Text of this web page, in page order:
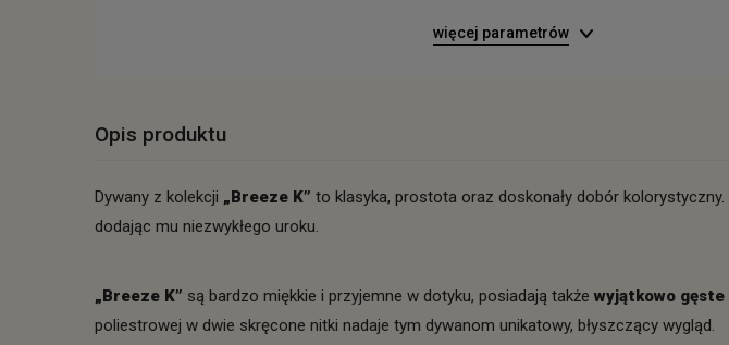
więcej parametrów
Opis produktu
Dywany z kolekcji „Breeze K” to klasyka, prostota oraz doskonały dobór
dodając mu niezwykłego uroku.
„Breeze K” są bardzo miękkie i przyjemne w dotyku, posiadają także wyjątkowo
poliestrowej w dwie skręcone nitki nadaje tym dywanom unikatowy, błyszczący wygląd.